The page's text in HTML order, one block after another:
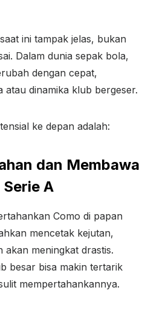
ini tampak jelas, bukan
Dalam dunia sepak bola,
dengan cepat,
dinamika klub bergeser.
ke depan adalah:
dan Membawa
A
Como di papan
mencetak kejutan,
akan meningkat drastis.
besar bisa makin tertarik
mempertahankannya.